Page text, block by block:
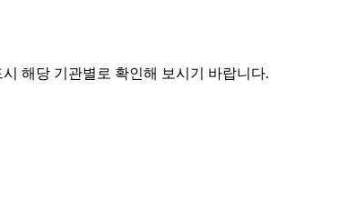
해당 기관별로 확인해 보시기 바랍니다.